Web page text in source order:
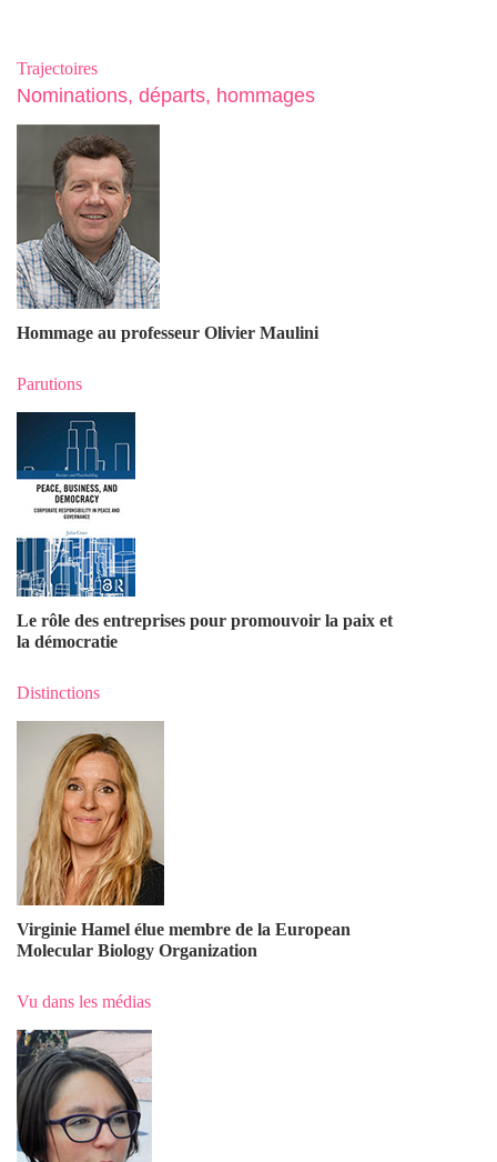
Trajectoires
Nominations, départs, hommages
Hommage au professeur Olivier Maulini
Parutions
Le rôle des entreprises pour promouvoir la paix et
la démocratie
Distinctions
Virginie Hamel élue membre de la European
Molecular Biology Organization
Vu dans les médias